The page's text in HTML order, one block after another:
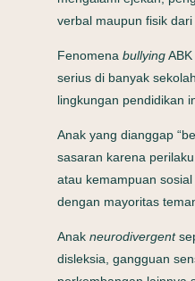
verbal maupun fisik
Fenomena bullyingABK
serius di banyak
lingkungan pendidikan
Anak yang dianggap
sasaran karena
atau kemampuan
dengan mayoritas
Anak neurodivergent
disleksia, gangguan